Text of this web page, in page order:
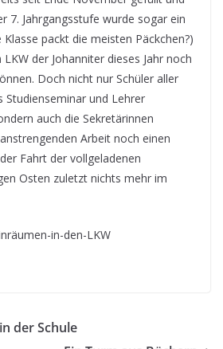
7. Jahrgangsstufe wurde sogar ein
packt die meisten Päckchen?)
der Johanniter dieses Jahr noch
Doch nicht nur Schüler aller
Studienseminar und Lehrer
auch die Sekretärinnen
Arbeit noch einen
Fahrt der vollgeladenen
Osten zuletzt nichts mehr im
der Schule